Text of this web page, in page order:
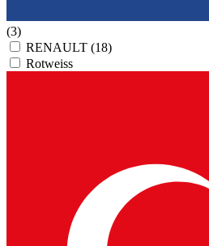
(3)
RENAULT (18)
Rotweiss